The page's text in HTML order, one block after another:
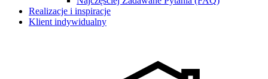
Realizacje i inspiracje
Klient indywidualny